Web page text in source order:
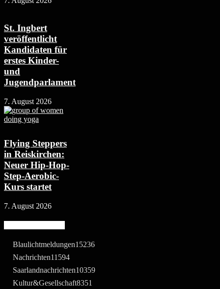
St. Ingbert
veröffentlicht
Kandidaten für
erstes Kinder-
und
Jugendparlament
7. August 2026
Flying Steppers
in Reiskirchen:
Neuer Hip-Hop-
Step-Aerobic-
Kurs startet
7. August 2026
Blaulichtmeldungen15236
Nachrichten11594
Saarlandnachrichten10359
Kultur&Gesellschaft8351